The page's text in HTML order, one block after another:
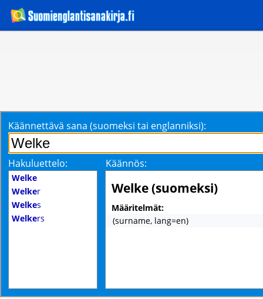
Käännettävä sana (suomeksi tai englanniksi):
Hakuluettelo: Käännös:
Welke
Welker
Welkes
Welkers
Welke (suomeksi)
Määritelmät:
(surname, lang=en)